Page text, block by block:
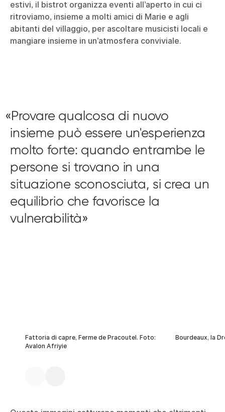
estivi, il bistrot organizza eventi all’aperto in cui ci
ritroviamo, insieme a molti amici di Marie e agli
abitanti del villaggio, per ascoltare musicisti locali e
mangiare insieme in un’atmosfera conviviale.
Provare qualcosa di nuovo
insieme può essere un'esperienza
molto forte: quando entrambe le
persone si trovano in una
situazione sconosciuta, si crea un
equilibrio che favorisce la
vulnerabilità
Fattoria di capre, Ferme de Pracoutel. Foto:
Avalon Afriyie
Bourdeaux, la